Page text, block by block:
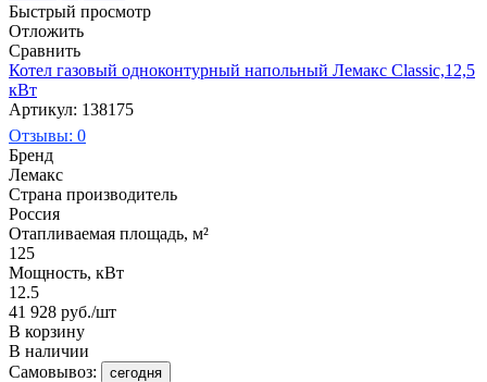
Быстрый просмотр
Отложить
Сравнить
Котел газовый одноконтурный напольный Лемакс Classic,12,5
кВт
Артикул: 138175
Отзывы: 0
Бренд
Лемакс
Страна производитель
Россия
Отапливаемая площадь, м²
125
Мощность, кВт
12.5
41 928 руб./шт
В корзину
В наличии
Самовывоз:
сегодня